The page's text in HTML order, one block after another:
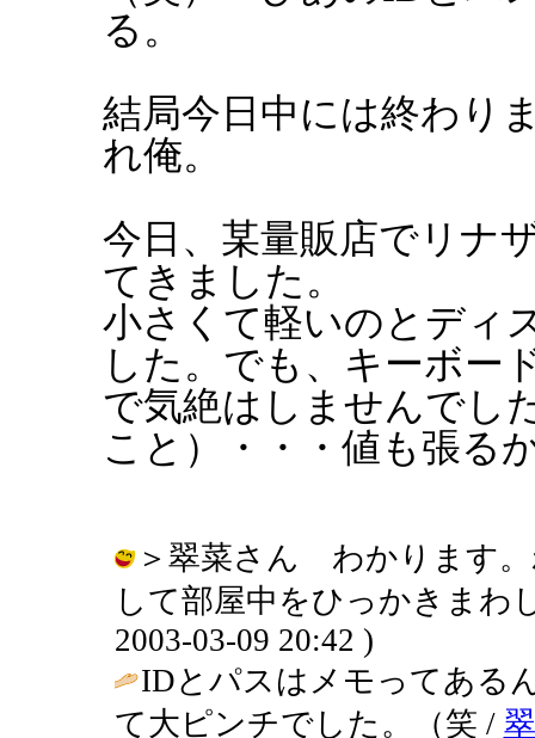
る。
結局今日中には終わり
れ俺。
今日、某量販店でリナ
てきました。
小さくて軽いのとディ
した。でも、キーボー
で気絶はしませんでし
こと）・・・値も張る
＞翠菜さん わかります
して部屋中をひっかきまわ
2003-03-09 20:42 )
IDとパスはメモってある
て大ピンチでした。（笑 /